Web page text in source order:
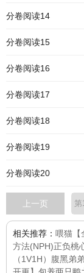
分卷阅读14
分卷阅读15
分卷阅读16
分卷阅读17
分卷阅读18
分卷阅读19
分卷阅读20
上一页
相关推荐： 喂猫
方法(NPH)正负桃
（1V1H） 腹黑弟